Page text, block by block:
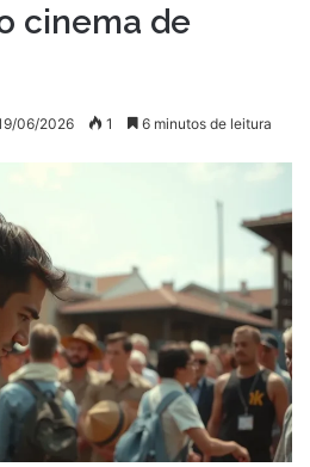
cinema de
06/2026 1 6 minutos de leitura